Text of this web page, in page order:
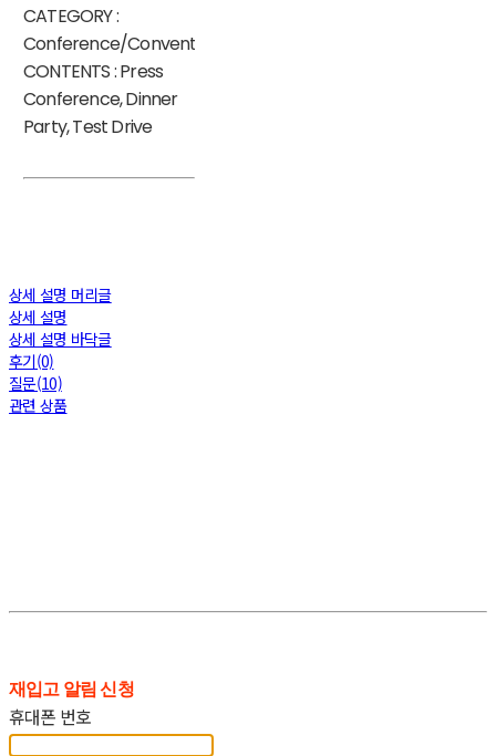
CATEGORY :
Conference/Convention
CONTENTS : Press
Conference, Dinner
Party, Test Drive
상세 설명 머리글
상세 설명
상세 설명 바닥글
후기(0)
질문(10)
관련 상품
재입고 알림 신청
휴대폰 번호